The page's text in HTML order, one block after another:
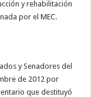
y rehabilitación
por el MEC.
y Senadores del
de 2012 por
que destituyó